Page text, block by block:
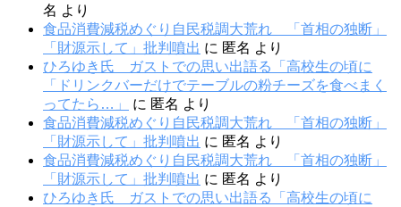
名 より
食品消費減税めぐり自民税調大荒れ 「首相の独断」
「財源示して」批判噴出 に 匿名 より
ひろゆき氏 ガストでの思い出語る「高校生の頃に
「ドリンクバーだけでテーブルの粉チーズを食べまく
ってたら…」
に 匿名 より
食品消費減税めぐり自民税調大荒れ 「首相の独断」
「財源示して」批判噴出 に 匿名 より
食品消費減税めぐり自民税調大荒れ 「首相の独断」
「財源示して」批判噴出 に 匿名 より
ひろゆき氏 ガストでの思い出語る「高校生の頃に